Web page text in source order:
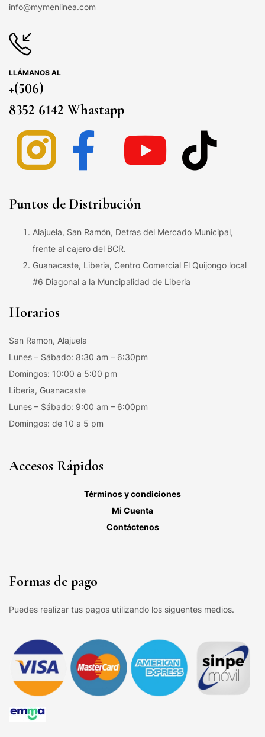
info@mymenlinea.com
LLÁMANOS AL
+(506)
8352 6142 Whastapp
Puntos de Distribución
Alajuela, San Ramón, Detras del Mercado Municipal,
frente al cajero del BCR.
Guanacaste, Liberia, Centro Comercial El Quijongo local
#6 Diagonal a la Muncipalidad de Liberia
Horarios
San Ramon, Alajuela
Lunes – Sábado: 8:30 am – 6:30pm
Domingos: 10:00 a 5:00 pm
Liberia, Guanacaste
Lunes – Sábado: 9:00 am – 6:00pm
Domingos: de 10 a 5 pm
Accesos Rápidos
Términos y condiciones
Mi Cuenta
Contáctenos
Formas de pago
Puedes realizar tus pagos utilizando los siguentes medios.